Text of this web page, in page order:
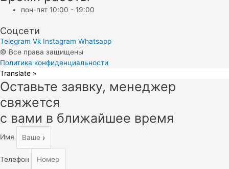
пон-пят 10:00 - 19:00
Соцсети
Telegram Vk Instagram Whatsapp
© Все права защищены
Политика конфиденциальности
Translate »
Прокрутка
вверх
Оставьте заявку, менеджер
свяжется
с вами в ближайшее время
Имя
Телефон